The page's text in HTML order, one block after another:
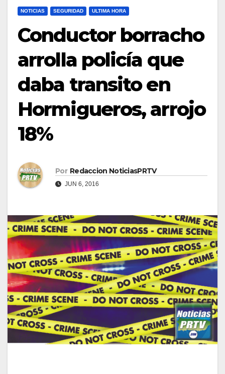
NOTICIAS SEGURIDAD ULTIMA HORA
Conductor borracho
arrolla policía que
daba transito en
Hormigueros, arrojo
18%
Por Redaccion NoticiasPRTV
JUN 6, 2016